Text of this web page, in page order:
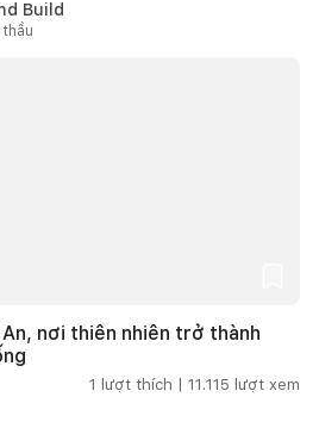
Build
nơi thiên nhiên trở thành
1 lượt thích | 11.115 lượt xem